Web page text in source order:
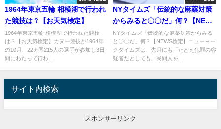
1964年東京五輪 相模湖で行われ
た競技は？【お天気検定】
1964年東京五輪 相模湖で行われた競技
は？【お天気検定】カヌー競技が1964年
の10月、22カ国215人の選手が参加し3日
間にわたって行わ...
NYタイムズ「伝統的な麻薬対策
からみると〇〇だ」何？【NEWS
検定】
NYタイムズ「伝統的な麻薬対策からみる
と〇〇だ」何？【NEWS検定】ニューヨー
クタイムズは、先月にも「たとえ犯罪の容
疑者だとしても、民間人を...
サイト内検索
スポンサーリンク